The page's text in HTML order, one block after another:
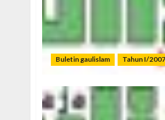
Buletin gaulislam Tahun I/